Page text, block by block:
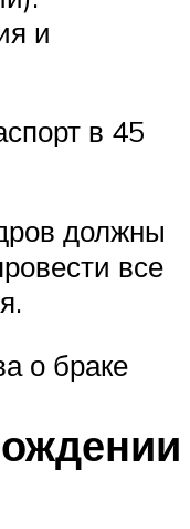
и
в 45
должны
все
о браке